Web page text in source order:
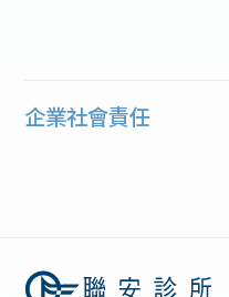
企業社會責任